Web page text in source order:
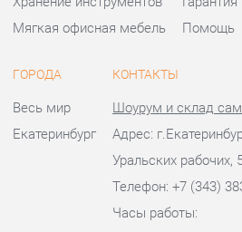
Телефон: +7 (343) 383-
Часы работы:
© 2009-2026 Офисная